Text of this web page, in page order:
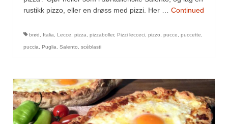
rustikk pizzo, eller en drøss med pizzi. Her … Continued
brød Italia Lecce pizza pizzaboller, Pizzi lecceci pizzo pucce puccette
puccia Puglia Salento scéblasti